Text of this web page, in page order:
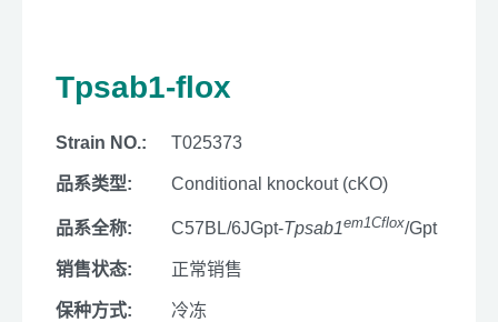
Tpsab1-flox
Strain NO.: T025373
品系类型: Conditional knockout (cKO)
品系全称: C57BL/6JGpt-Tpsab1em1Cflox/Gpt
销售状态: 正常销售
保种方式: 冷冻